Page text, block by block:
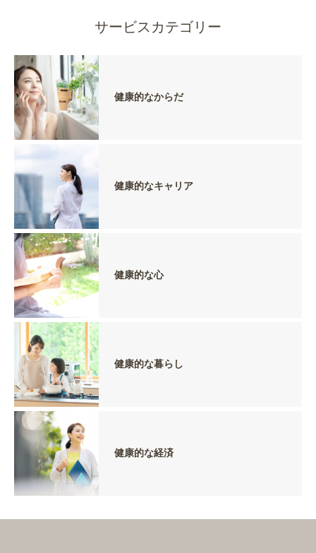
サービスカテゴリー
健康的なからだ
健康的なキャリア
健康的な心
健康的な暮らし
健康的な経済